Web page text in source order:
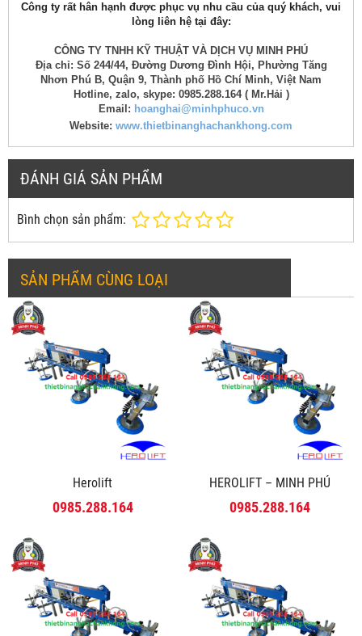
Công ty rất hân hạnh được phục vụ nhu cầu của quý khách, vui
lòng liên hệ tại đây:
CÔNG TY TNHH KỸ THUẬT VÀ DỊCH VỤ MINH PHÚ
Địa chỉ: Số 244/44, Đường Dương Đình Hội, Phường Tăng
Nhơn Phú B, Quận 9, Thành phố Hồ Chí Minh, Việt Nam
Hotline, zalo, skype: 0985.288.164 ( Mr.Hải )
Email: hoanghai@minhphuco.vn
Website: www.thietbinanghachankhong.com
ĐÁNH GIÁ SẢN PHẨM
Bình chọn sản phẩm:
SẢN PHẨM CÙNG LOẠI
Herolift
0985.288.164
HEROLIFT – MINH PHÚ
0985.288.164